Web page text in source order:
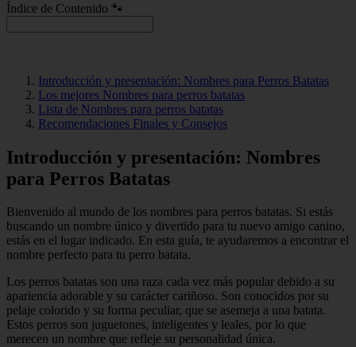
Índice de Contenido 🐾
Introducción y presentación: Nombres para Perros Batatas
Los mejores Nombres para perros batatas
Lista de Nombres para perros batatas
Recomendaciones Finales y Consejos
Introducción y presentación: Nombres
para Perros Batatas
Bienvenido al mundo de los nombres para perros batatas. Si estás
buscando un nombre único y divertido para tu nuevo amigo canino,
estás en el lugar indicado. En esta guía, te ayudaremos a encontrar el
nombre perfecto para tu perro batata.
Los perros batatas son una raza cada vez más popular debido a su
apariencia adorable y su carácter cariñoso. Son conocidos por su
pelaje colorido y su forma peculiar, que se asemeja a una batata.
Estos perros son juguetones, inteligentes y leales, por lo que
merecen un nombre que refleje su personalidad única.